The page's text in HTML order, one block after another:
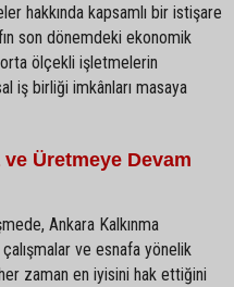
hakkında kapsamlı bir istişare
son dönemdeki ekonomik
ölçekli işletmelerin
iş birliği imkânları masaya
ve Üretmeye Devam
Ankara Kalkınma
ve esnafa yönelik
her zaman en iyisini hak ettiğini